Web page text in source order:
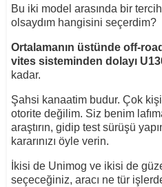
Bu iki model arasında bir
olsaydım hangisini seçerdim?
Ortalamanın üstünde off-
vites sisteminden dolayı
kadar.
Şahsi kanaatim budur. Çok
otorite değilim. Siz benim
araştırın, gidip test sürüşü
kararınızı öyle verin.
İkisi de Unimog ve ikisi de
seçeceğiniz, aracı ne tür